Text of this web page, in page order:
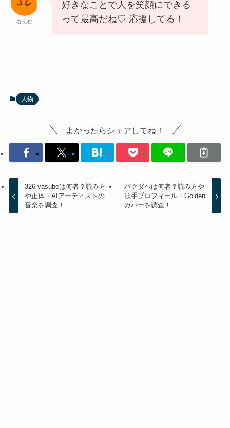
なえむ
好きなことで人を笑顔にできる
って最高だね♡ 応援してる！
人物
よかったらシェアしてね！
326 yasubeは何者？読み方
や正体・AIアーティストの
音楽を調査！
パクダヘは何者？読み方や
歌手プロフィール・Golden
カバーを調査！